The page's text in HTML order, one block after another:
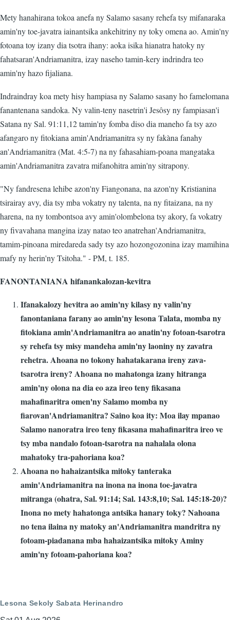
Mety hanahirana tokoa anefa ny Salamo sasany rehefa tsy mifanaraka
amin'ny toe-javatra iainantsika ankehitriny ny toky omena ao. Amin'ny
fotoana toy izany dia tsotra ihany: aoka isika hianatra hatoky ny
fahatsaran'Andriamanitra, izay naseho tamin-kery indrindra teo
amin'ny hazo fijaliana.
Indraindray koa mety hisy hampiasa ny Salamo sasany ho famelomana
fanantenana sandoka. Ny valin-teny nasetrin'i Jesôsy ny fampiasan'i
Satana ny Sal. 91:11,12 tamin'ny fomba diso dia maneho fa tsy azo
afangaro ny fitokiana amin'Andriamanitra sy ny fakàna fanahy
an'Andriamanitra (Mat. 4:5-7) na ny fahasahiam-poana mangataka
amin'Andriamanitra zavatra mifanohitra amin'ny sitrapony.
"Ny fandresena lehibe azon'ny Fiangonana, na azon'ny Kristianina
tsirairay avy, dia tsy mba vokatry ny talenta, na ny fitaizana, na ny
harena, na ny tombontsoa avy amin'olombelona tsy akory, fa vokatry
ny fivavahana mangina izay natao teo anatrehan'Andriamanitra,
tamim-pinoana miredareda sady tsy azo hozongozonina izay mamihina
mafy ny herin'ny Tsitoha." - PM, t. 185.
FANONTANIANA hifanankalozan-kevitra
Ifanakalozy hevitra ao amin'ny kilasy ny valin'ny
fanontaniana farany ao amin'ny lesona Talata, momba ny
fitokiana amin'Andriamanitra ao anatin'ny fotoan-tsarotra
sy rehefa tsy misy mandeha amin'ny laoniny ny zavatra
rehetra. Ahoana no tokony hahatakarana ireny zava-
tsarotra ireny? Ahoana no mahatonga izany hitranga
amin'ny olona na dia eo aza ireo teny fikasana
mahafinaritra omen'ny Salamo momba ny
fiarovan'Andriamanitra? Saino koa ity: Moa ilay mpanao
Salamo nanoratra ireo teny fikasana mahafinaritra ireo ve
tsy mba nandalo fotoan-tsarotra na nahalala olona
mahatoky tra-pahoriana koa?
Ahoana no hahaizantsika mitoky tanteraka
amin'Andriamanitra na inona na inona toe-javatra
mitranga (ohatra, Sal. 91:14; Sal. 143:8,10; Sal. 145:18-20)?
Inona no mety hahatonga antsika hanary toky? Nahoana
no tena ilaina ny matoky an'Andriamanitra mandritra ny
fotoam-piadanana mba hahaizantsika mitoky Aminy
amin'ny fotoam-pahoriana koa?
Lesona Sekoly Sabata Herinandro